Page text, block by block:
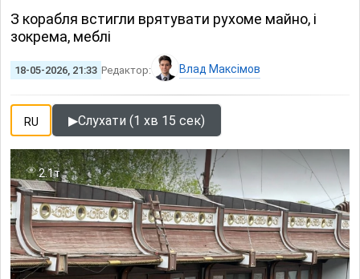
З корабля встигли врятувати рухоме майно, і
зокрема, меблі
18-05-2026, 21:33 Редактор: Влад Максімов
RU ▶Слухати (1 хв 15 сек)
2.1т